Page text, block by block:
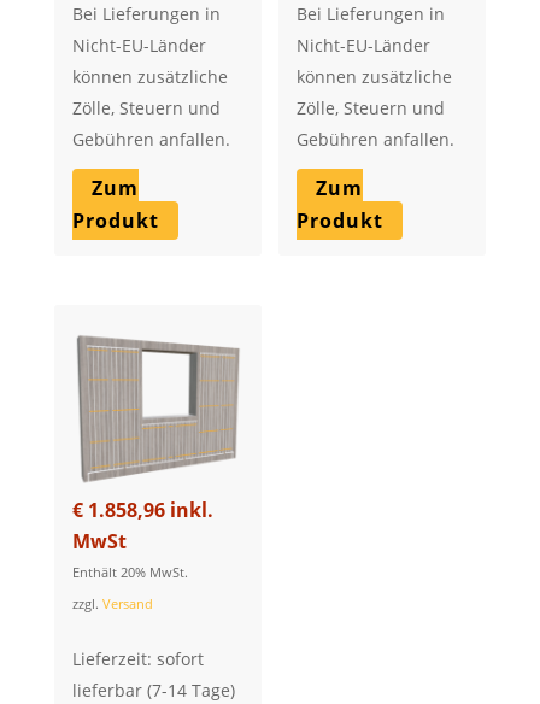
Bei Lieferungen in
Nicht-EU-Länder
können zusätzliche
Zölle, Steuern und
Gebühren anfallen.
Zum
Produkt
Bei Lieferungen in
Nicht-EU-Länder
können zusätzliche
Zölle, Steuern und
Gebühren anfallen.
Zum
Produkt
€1.858,96 inkl.
MwSt
Enthält 20% MwSt.
zzgl. Versand
Lieferzeit: sofort
lieferbar (7-14 Tage)